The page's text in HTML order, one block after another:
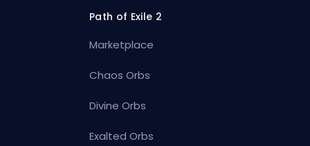
Path of Exile 2
Marketplace
Chaos Orbs
Divine Orbs
Exalted Orbs